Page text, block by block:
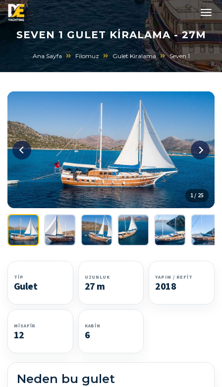
SEVEN 1 GULET KIRALAMA - 27M
Ana Sayfa Filomuz Gulet Kiralama Seven 1
1 / 25
TIP
Gulet
UZUNLUK
27 m
YAPIM / REFIT
2018
MISAFIR
12
KABIN
6
Neden bu gulet